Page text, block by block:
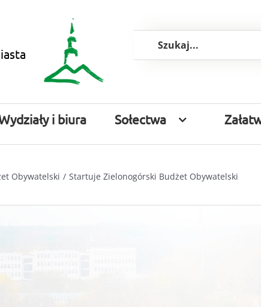
i biura Sołectwa
Obywatelski Startuje Zielonogórski Budżet Obywatelski